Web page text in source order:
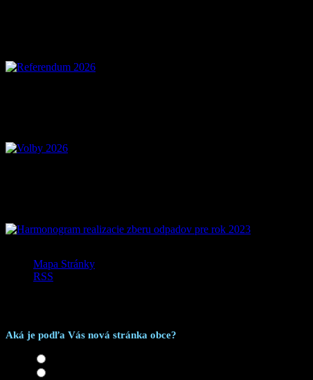
Mapa Stránky
RSS
Aká je podľa Vás nová stránka obce?